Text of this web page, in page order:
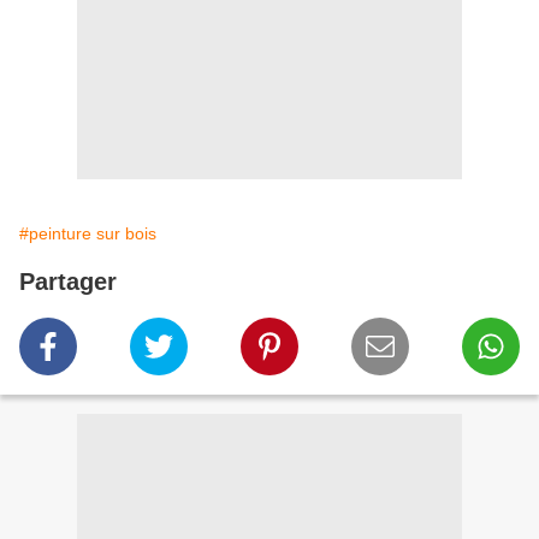
#peinture sur bois
Partager